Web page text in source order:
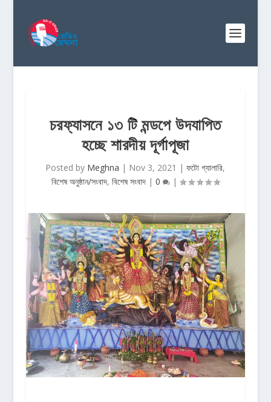
চরফ্যাসনে ১৩ টি মন্ডপে উদযাপিত
হচ্ছে শারদীয় দূর্গাপূজা
Posted by Meghna | Nov 3, 2021 |ফটো গ্যালারি,
বিশেষ অনুষ্ঠান/সংবাদ, বিশেষ সংবাদ| 0 |